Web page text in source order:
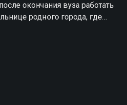
окончания вуза работать
родного города, где
хирург Андрей
уникальным даром видеть
— нейрологического
после пережитой в
способности хоть и